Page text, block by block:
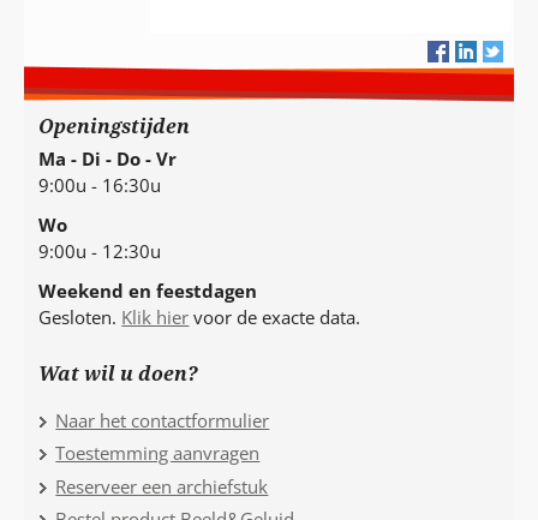
Openingstijden
Ma - Di - Do - Vr
9:00u - 16:30u
Wo
9:00u - 12:30u
Weekend en feestdagen
Gesloten. Klik hier voor de exacte data.
Wat wil u doen?
Naar het contactformulier
Toestemming aanvragen
Reserveer een archiefstuk